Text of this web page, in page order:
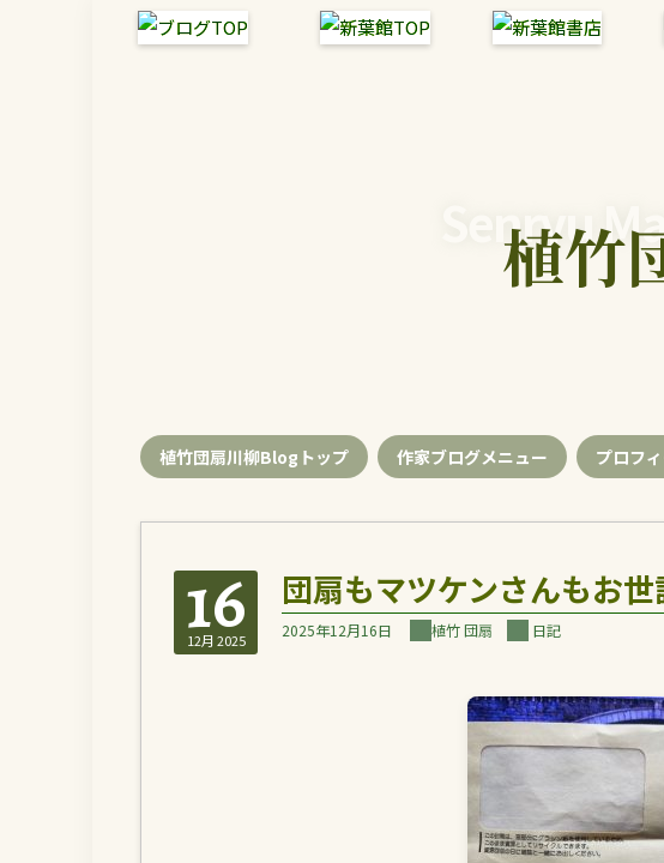
Senryu
植竹
植竹団扇川柳Blogトップ 作家ブログメニュー プロフ
16
12月 2025
団扇もマツケンさんもお
2025年12月16日 植竹 団扇 日記